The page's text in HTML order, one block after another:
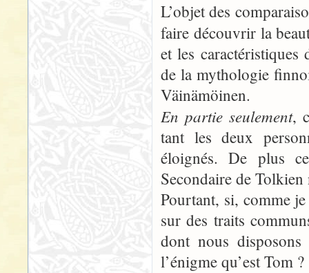
L’objet des
faire découvrir la
et les
de la mythologie
Väinämöinen.
En partie seulement,
tant les deux
éloignés. De plus
Secondaire de Tolkien
Pourtant, si, comme
sur des traits
dont nous
l’énigme qu’est Tom ?